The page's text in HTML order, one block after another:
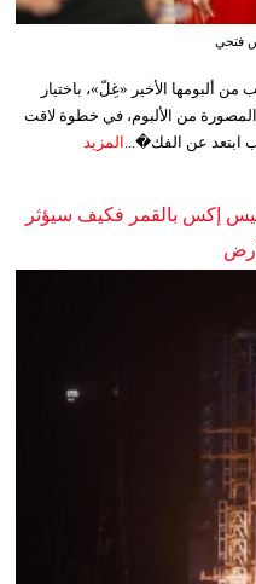
فتحي
ألبومها الأخير «غِلّ»، باختيار
المصورة من الألبوم، في خطوة لاقت
ابتعد عن الفك�... المزيد
إكس بالقمر فكيف سيؤثر